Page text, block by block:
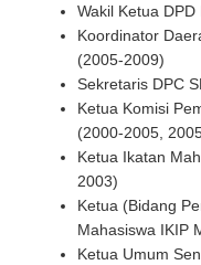
Wakil Ketua
Koordinator
(2005-2009)
Sekretaris DPC
Ketua Komisi
(2000-2005,
Ketua Ikatan
2003)
Ketua (Bidang
Mahasiswa IKIP
Ketua Umum